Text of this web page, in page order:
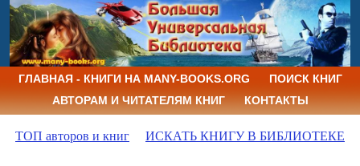
ГЛАВНАЯ - КНИГИ НА MANY-BOOKS.ORG
ПОИСК КНИГ
АВТОРАМ И ЧИТАТЕЛЯМ КНИГ
КОНТАКТЫ
ТОП авторов и книг ИСКАТЬ КНИГУ В БИБЛИОТЕКЕ